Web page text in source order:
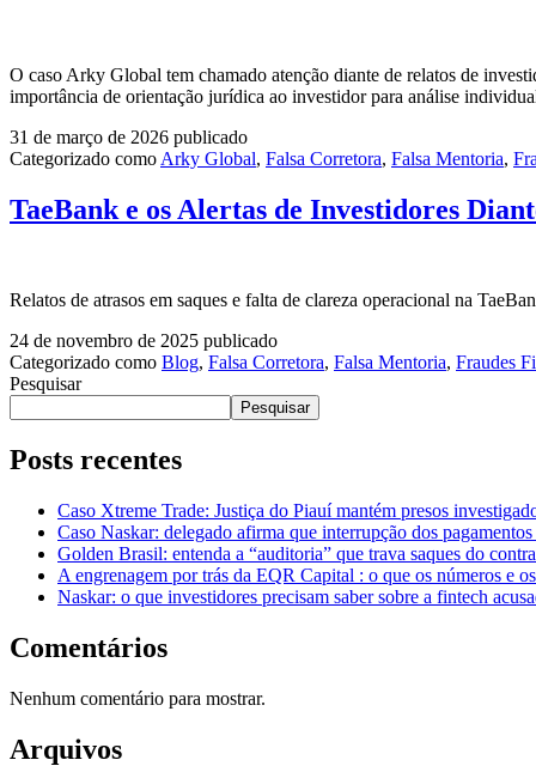
O caso Arky Global tem chamado atenção diante de relatos de
importância de orientação jurídica ao investidor para análise
31 de março de 2026 publicado
Categorizado como Arky Global, Falsa Corretora, Falsa Mentoria,
TaeBank e os Alertas de Investidores
Relatos de atrasos em saques e falta de clareza operacional na
24 de novembro de 2025 publicado
Categorizado como Blog, Falsa Corretora, Falsa Mentoria, Fraudes
Pesquisar
Pesquisar
Posts recentes
Caso Xtreme Trade: Justiça do Piauí mantém presos
Caso Naskar: delegado afirma que interrupção dos
Golden Brasil: entenda a “auditoria” que trava saques do
A engrenagem por trás da EQR Capital : o que os números e
Naskar: o que investidores precisam saber sobre a fintech
Comentários
Nenhum comentário para mostrar.
Arquivos